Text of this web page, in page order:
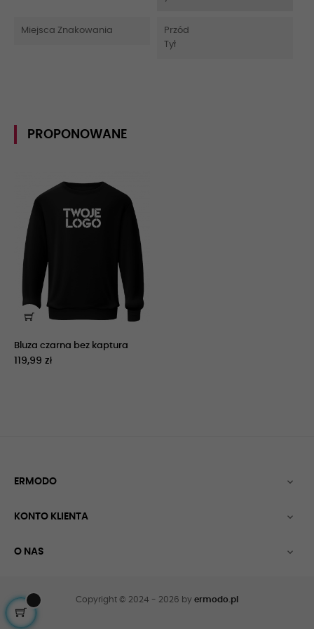
Miejsca Znakowania
Przód
Tył
PROPONOWANE
Bluza czarna bez kaptura
119,99 zł
ERMODO 
KONTO KLIENTA 
O NAS 
Copyright © 2024 - 2026 by ermodo.pl